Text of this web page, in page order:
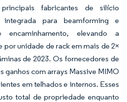
fabricantes de silício
integrada para beamforming e
elevando a
unidade de rack em mais de 2×
de 2023. Os fornecedores de
ganhos com arrays Massive MIMO
em telhados e internos. Esses
total de propriedade enquanto